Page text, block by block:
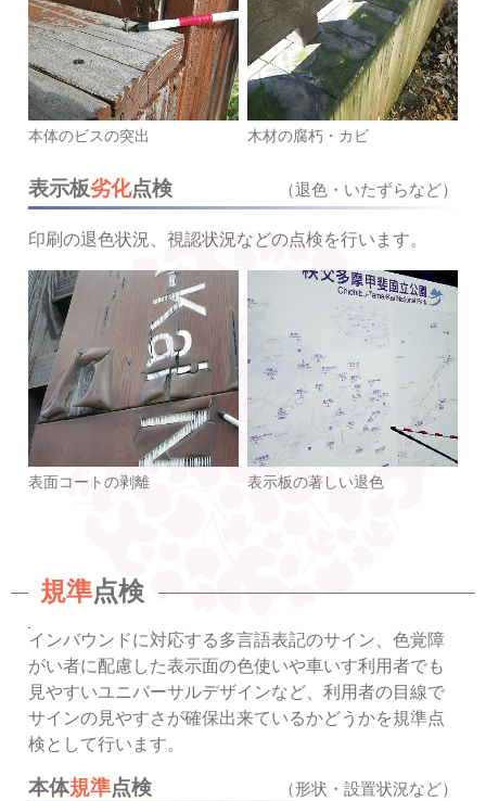
本体のビスの突出 木材の腐朽・カビ
表示板劣化点検 （退色・いたずらなど）
印刷の退色状況、視認状況などの点検を行います。
表面コートの剥離 表示板の著しい退色
規準点検
インバウンドに対応する多言語表記のサイン、色覚障
がい者に配慮した表示面の色使いや車いす利用者でも
見やすいユニバーサルデザインなど、利用者の目線で
サインの見やすさが確保出来ているかどうかを規準点
検として行います。
本体規準点検 （形状・設置状況など）